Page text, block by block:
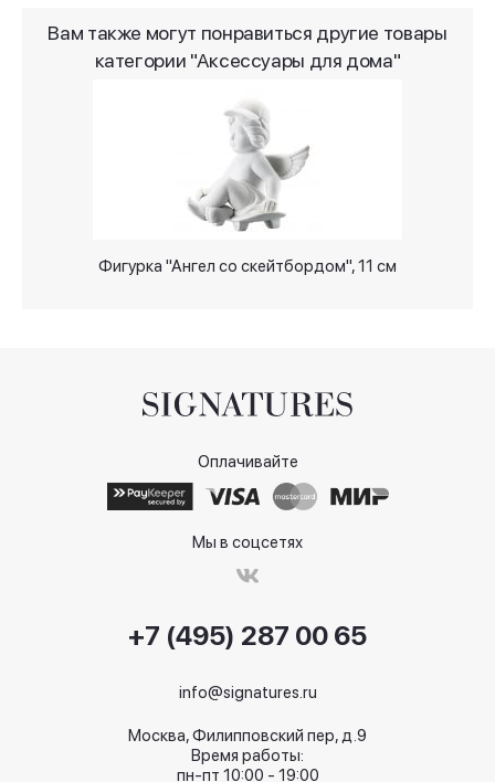
Вам также могут понравиться другие товары
категории "Аксессуары для дома"
Фигурка "Ангел со скейтбордом", 11 см
Оплачивайте
Мы в соцсетях
+7 (495) 287 00 65
info@signatures.ru
Москва, Филипповский пер, д.9
Время работы:
пн-пт 10:00 - 19:00